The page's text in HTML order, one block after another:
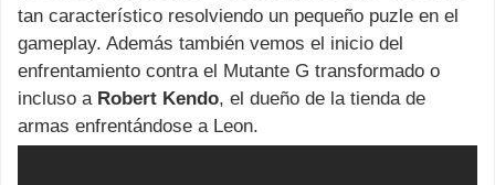
tan característico resolviendo un pequeño puzle en el
gameplay. Además también vemos el inicio del
enfrentamiento contra el Mutante G transformado o
incluso a Robert Kendo, el dueño de la tienda de
armas enfrentándose a Leon.